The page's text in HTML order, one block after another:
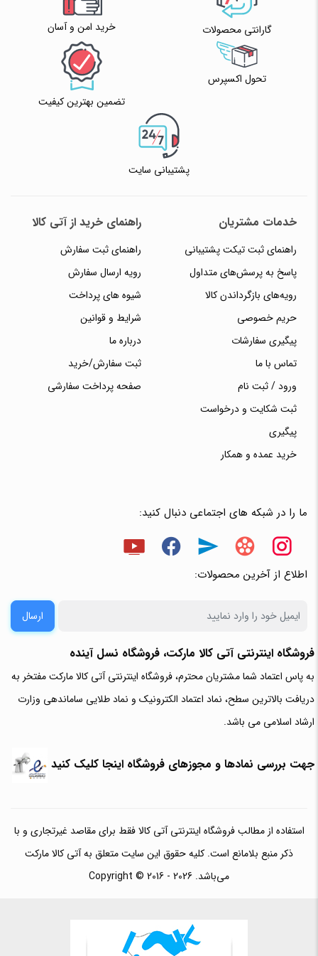
گارانتی محصولات خرید امن و آسان
تحول اکسپرس
تضمین بهترین کیفیت
پشتیبانی سایت
خدمات مشتریان
راهنمای ثبت تیکت پشتیبانی
پاسخ به پرسش‌های متداول
رویه‌های بازگرداندن کالا
حریم خصوصی
پیگیری سفارشات
تماس با ما
ورود / ثبت نام
ثبت شکایت و درخواست
پیگیری
خرید عمده و همکار
راهنمای خرید از آتی کالا
راهنمای ثبت سفارش
رویه ارسال سفارش
شیوه های پرداخت
شرایط و قوانین
درباره ما
ثبت سفارش/خرید
صفحه پرداخت سفارشی
ما را در شبکه های اجتماعی دنبال کنید:
اطلاع از آخرین محصولات:
ارسال
فروشگاه اینترنتی آتی‌ کالا مارکت، فروشگاه نسل آینده
به پاس اعتماد شما مشتریان محترم، فروشگاه اینترنتی آتی کالا مارکت مفتخر به
دریافت بالاترین سطح، نماد اعتماد الکترونیک و نماد طلایی ساماندهی وزارت
ارشاد اسلامی می باشد.
جهت بررسی نمادها و مجوزهای فروشگاه اینجا کلیک کنید
استفاده از مطالب فروشگاه اینترنتی آتی کالا فقط برای مقاصد غیرتجاری و با
ذکر منبع بلامانع است. کلیه حقوق این سایت متعلق به آتی کالا مارکت
می‌باشد. Copyright © 2016 - 2026